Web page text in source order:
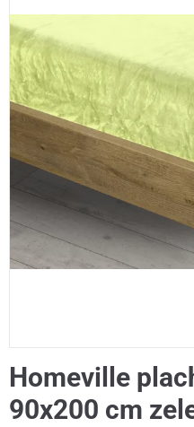
Homeville
90x200 cm